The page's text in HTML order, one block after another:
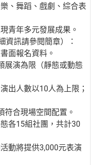
、舞蹈、戲劇、綜合表
青年多元發展成果。
資訊請參閱簡章）：
面報名資料。
展演為限（靜態或動態
出人數以10人為上限；
符合現場空間配置。
各15組社團，共計30
動將提供3,000元表演